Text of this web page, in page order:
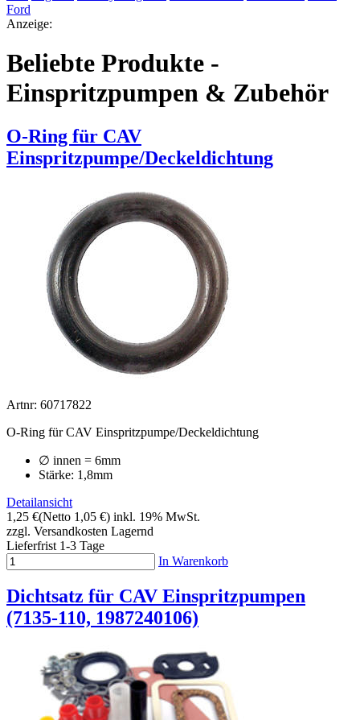
Ford
Anzeige:
Beliebte Produkte -
Einspritzpumpen & Zubehör
O-Ring für CAV
Einspritzpumpe/Deckeldichtung
Artnr: 60717822
O-Ring für CAV Einspritzpumpe/Deckeldichtung
∅ innen = 6mm
Stärke: 1,8mm
Detailansicht
1,25 €(Netto 1,05 €) inkl. 19% MwSt.
zzgl. Versandkosten Lagernd
Lieferfrist 1-3 Tage
In Warenkorb
Dichtsatz für CAV Einspritzpumpen
(7135-110, 1987240106)